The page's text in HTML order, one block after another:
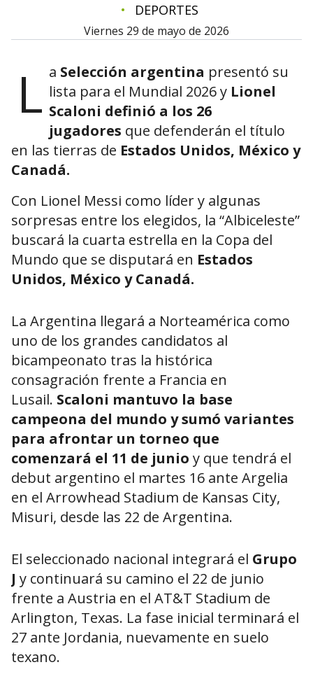
• DEPORTES
viernes 29 de mayo de 2026
L a Selección argentina presentó su
lista para el Mundial 2026 y Lionel
Scaloni definió a los 26
jugadores que defenderán el título
en las tierras de Estados Unidos, México y
Canadá.
Con Lionel Messi como líder y algunas
sorpresas entre los elegidos, la “Albiceleste”
buscará la cuarta estrella en la Copa del
Mundo que se disputará en Estados
Unidos, México y Canadá.
La Argentina llegará a Norteamérica como
uno de los grandes candidatos al
bicampeonato tras la histórica
consagración frente a Francia en
Lusail. Scaloni mantuvo la base
campeona del mundo y sumó variantes
para afrontar un torneo que
comenzará el 11 de junio y que tendrá el
debut argentino el martes 16 ante Argelia
en el Arrowhead Stadium de Kansas City,
Misuri, desde las 22 de Argentina.
El seleccionado nacional integrará el Grupo
J y continuará su camino el 22 de junio
frente a Austria en el AT&T Stadium de
Arlington, Texas. La fase inicial terminará el
27 ante Jordania, nuevamente en suelo
texano.